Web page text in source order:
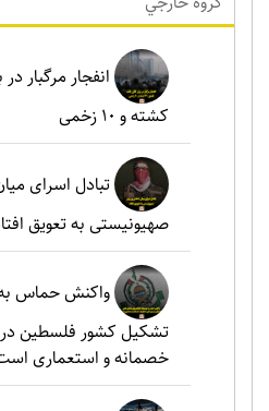
کشته و ۱۰ زخمی
تبادل اسرای
صهیونیستی به تعویق
واکنش حماس به
تشکیل کشور فلسطین در
خصمانه و استعماری